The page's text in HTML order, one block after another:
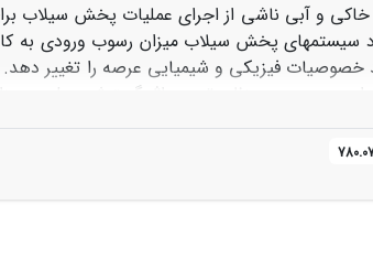
خاکی و آبی ناشی از اجرای عملیات پخش سیلاب
سیستم‏های پخش سیلاب میزان رسوب ورودی
فیزیکی و شیمیایی عرصه را تغییر دهد.
ـ 15، 15 ـ 30، 30 ـ 45، و ۴۵ ـ ۶۰ سانتی‏متری از سطح خاک
تأثیرگذار باشد و از این عمق به بعد تأثیر